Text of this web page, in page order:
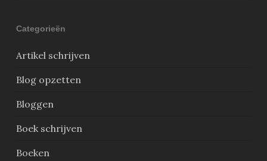
Categorieën
Artikel schrijven
Blog opzetten
Bloggen
Boek schrijven
Boeken